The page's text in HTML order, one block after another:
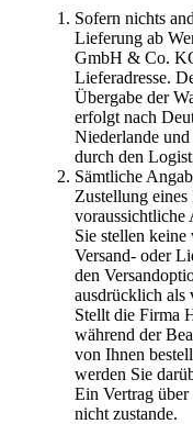
Sofern nichts
Lieferung ab
GmbH & Co.
Lieferadresse.
Übergabe der
erfolgt nach
Niederlande
durch den
Sämtliche
Zustellung
voraussichtliche
Sie stellen
Versand- oder
den
ausdrücklich als
Stellt die Firma
während der
von Ihnen
werden Sie
Ein Vertrag
nicht zustande.